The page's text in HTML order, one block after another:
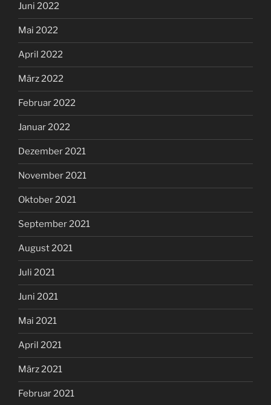
Juni 2022
Mai 2022
April 2022
März 2022
Februar 2022
Januar 2022
Dezember 2021
November 2021
Oktober 2021
September 2021
August 2021
Juli 2021
Juni 2021
Mai 2021
April 2021
März 2021
Februar 2021